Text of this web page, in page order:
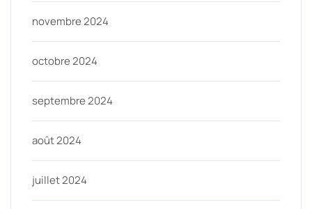
novembre 2024
octobre 2024
septembre 2024
août 2024
juillet 2024